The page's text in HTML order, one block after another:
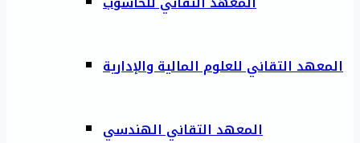
المعهد التقاني للعلوم المالية والإدارية
المعهد التقاني الهندسي